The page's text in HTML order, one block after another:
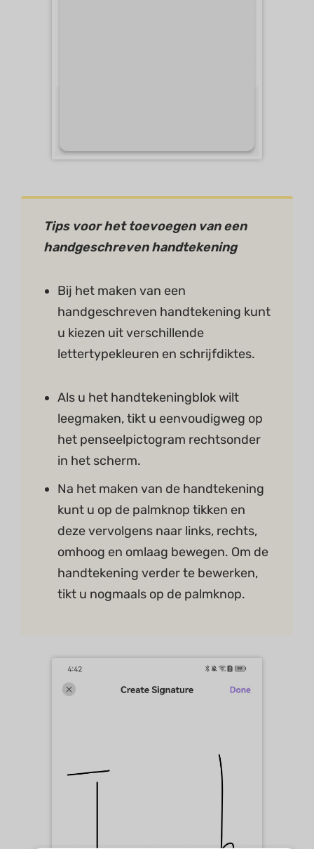
Tipsvoor het toevoegen van een
handgeschreven handtekening
Bij het maken van een
handgeschreven handtekening kunt
u kiezen uit verschillende
lettertypekleuren en schrijfdiktes.
Als u het handtekeningblok wilt
leegmaken, tikt u eenvoudigweg op
het penseelpictogram rechtsonder
in het scherm.
Na het maken van de handtekening
kunt u op de palmknop tikken en
deze vervolgens naar links, rechts,
omhoog en omlaag bewegen. Om de
handtekening verder te bewerken,
tikt u nogmaals op de palmknop.